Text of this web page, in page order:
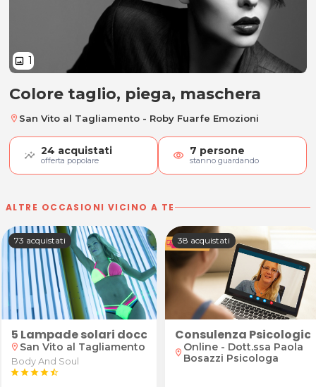
image 1
Colore taglio, piega, maschera
Colore taglio, piega, maschera
location_on San Vito al Tagliamento - Roby Fuarfe Emozioni
24 acquistati
offerta popolare visibility 7 persone
stanno guardando
ALTRE OCCASIONI VICINO A TE
73 acquistati
5 Lampade solari doccia total body
location_on San Vito al Tagliamento
Body And Soul
starstarstarstarstar_half
38 acquistati
Consulenza
location_on Online - Dott.ssa Paola
Bosazzi Psicologa